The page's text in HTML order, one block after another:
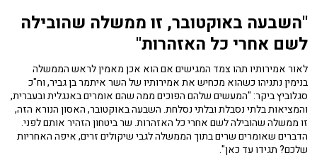
"השבעה באוקטובר, זו ממשלה שהובילה
לשם אחרי כל האזהרות"
לאור אמירותיו תהו צמד המגישים אם הוא אכן מאמין לראש הממשלה
בנימין נתניהו כשהוא מכחיש את אמירותיו של השר איתמר בן גביר, וח"כ
סגלוביץ ביקר: "המעשים שלהם הפוכים ממה שהם אומרים באנגלית ובעברית,
והמציאות בלתי נסבלת ובלתי נסלחת. השבעה באוקטובר, האסון הנורא הזה,
זו ממשלה שהובילה לשם אחרי כל האזהרות. שר ביטחון הזהיר אותם לפני.
הדברים שאומרים שרים בתוך הממשלה לגבי שיקולים זרים, איפה האחריות
שלכם? תגידו עד כאן".